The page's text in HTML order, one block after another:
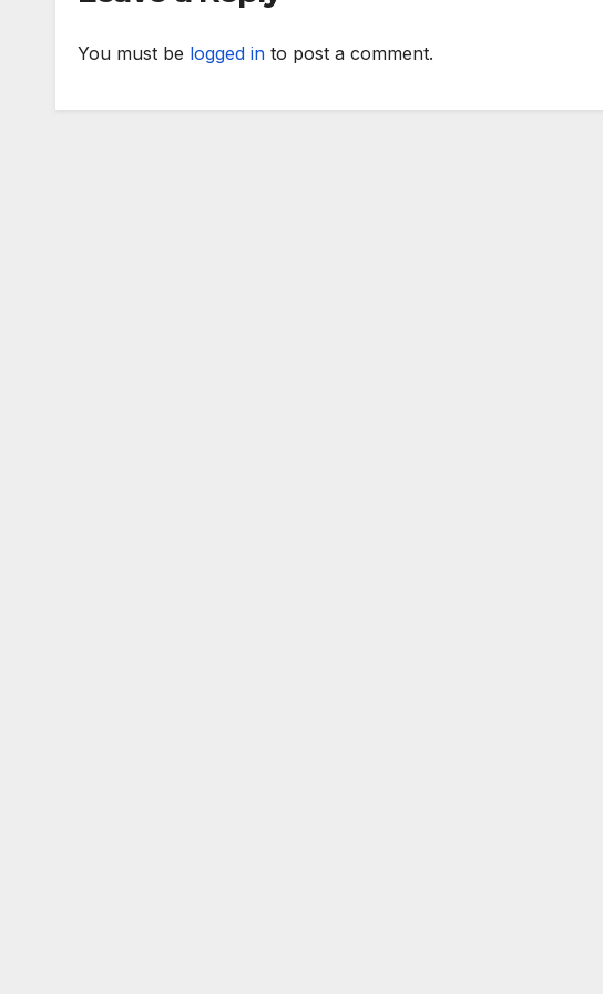
външните работи
„Гимних“ на 30
You must be logged in to post a comment.